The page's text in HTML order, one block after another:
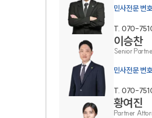
대륜의 강점
오시는 길
글로벌 파트너 로펌
고객의 소리
통합검색
AI대륜
민사전문 변
T. 070-
이승찬
Senior
민사전문 변
T. 070-
황여진
Partner